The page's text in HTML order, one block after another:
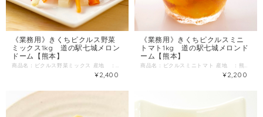
《業務用》きくちピクルス野菜
ミックス1kg 道の駅七城メロン
ドーム【熊本】
¥2,400
《業務用》きくちピクルスミニ
トマト1kg 道の駅七城メロンド
ーム【熊本】
¥2,200